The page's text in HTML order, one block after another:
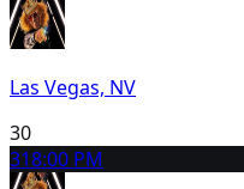
Las Vegas, NV
30
318:00 PM